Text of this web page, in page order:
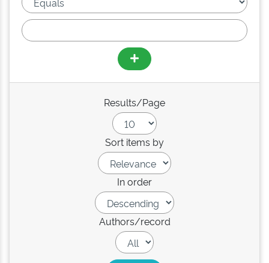
Results/Page
Sort items by
In order
Authors/record